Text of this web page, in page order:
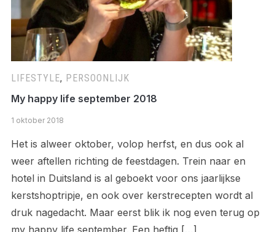
LIFESTYLE, PERSOONLIJK
My happy life september 2018
1 oktober 2018
Het is alweer oktober, volop herfst, en dus ook al
weer aftellen richting de feestdagen. Trein naar en
hotel in Duitsland is al geboekt voor ons jaarlijkse
kerstshoptripje, en ook over kerstrecepten wordt al
druk nagedacht. Maar eerst blik ik nog even terug op
my happy life september. Een heftig […]